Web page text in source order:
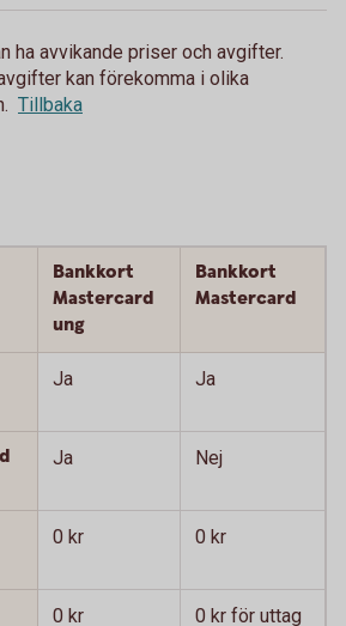
ha avvikande priser och avgifter.
kan förekomma i olika
Tillbaka
Bankkort
Mastercard
ung
Bankkort
Mastercard
Ja Ja
Ja Nej
0 kr 0 kr
0 kr 0 kr för uttag